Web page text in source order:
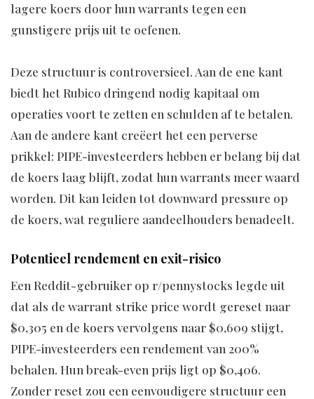
lagere koers door hun warrants tegen een
gunstigere prijs uit te oefenen.
Deze structuur is controversieel. Aan de ene kant
biedt het Rubico dringend nodig kapitaal om
operaties voort te zetten en schulden af te betalen.
Aan de andere kant creëert het een perverse
prikkel: PIPE-investeerders hebben er belang bij dat
de koers laag blijft, zodat hun warrants meer waard
worden. Dit kan leiden tot downward pressure op
de koers, wat reguliere aandeelhouders benadeelt.
Potentieel rendement en exit-risico
Een Reddit-gebruiker op r/pennystocks legde uit
dat als de warrant strike price wordt gereset naar
$0,305 en de koers vervolgens naar $0,609 stijgt,
PIPE-investeerders een rendement van 200%
behalen. Hun break-even prijs ligt op $0,406.
Zonder reset zou een eenvoudigere structuur een